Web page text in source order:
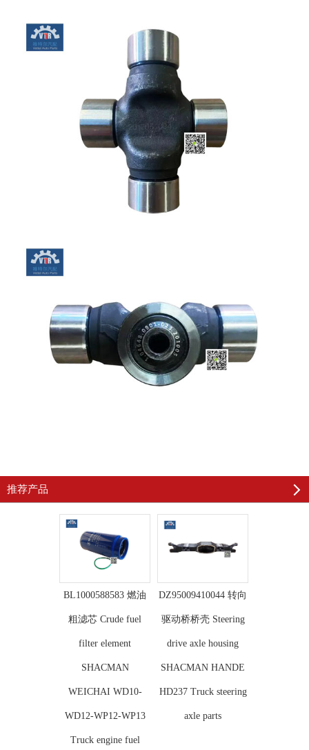
推荐产品
BL1000588583 燃油
粗滤芯 Crude fuel
filter element
SHACMAN
WEICHAI WD10-
WD12-WP12-WP13
Truck engine fuel
DZ95009410044 转向
驱动桥桥壳 Steering
drive axle housing
SHACMAN HANDE
HD237 Truck steering
axle parts